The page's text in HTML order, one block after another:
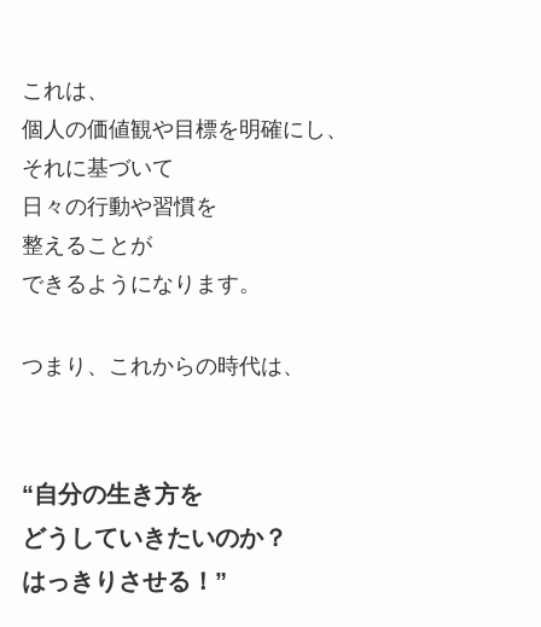
これは、
個人の価値観や目標を明確にし、
それに基づいて
日々の行動や習慣を
整えることが
できるようになります。
つまり、これからの時代は、
“自分の生き方を
どうしていきたいのか？
はっきりさせる！”